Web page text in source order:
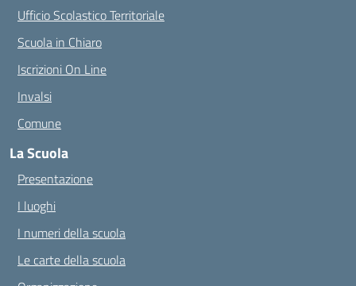
Ufficio Scolastico Territoriale
Scuola in Chiaro
Iscrizioni On Line
Invalsi
Comune
La Scuola
Presentazione
I luoghi
I numeri della scuola
Le carte della scuola